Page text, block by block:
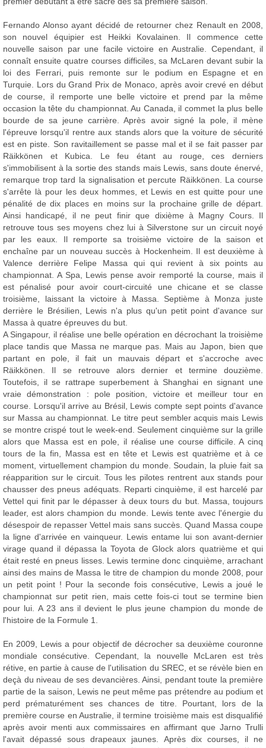
Fernando Alonso ayant décidé de retourner chez Renault en 2008,
son nouvel équipier est Heikki Kovalainen. Il commence cette
nouvelle saison par une facile victoire en Australie. Cependant, il
connaît ensuite quatre courses difficiles, sa McLaren devant subir la
loi des Ferrari, puis remonte sur le podium en Espagne et en
Turquie. Lors du Grand Prix de Monaco, après avoir crevé en début
de course, il remporte une belle victoire et prend par la même
occasion la tête du championnat. Au Canada, il commet la plus belle
bourde de sa jeune carrière. Après avoir signé la pole, il mène
l'épreuve lorsqu'il rentre aux stands alors que la voiture de sécurité
est en piste. Son ravitaillement se passe mal et il se fait passer par
Räikkönen et Kubica. Le feu étant au rouge, ces derniers
s'immobilisent à la sortie des stands mais Lewis, sans doute énervé,
remarque trop tard la signalisation et percute Räikkönen. La course
s'arrête là pour les deux hommes, et Lewis en est quitte pour une
pénalité de dix places en moins sur la prochaine grille de départ.
Ainsi handicapé, il ne peut finir que dixième à Magny Cours. Il
retrouve tous ses moyens chez lui à Silverstone sur un circuit noyé
par les eaux. Il remporte sa troisième victoire de la saison et
enchaîne par un nouveau succès à Hockenheim. Il est deuxième à
Valence derrière Felipe Massa qui qui revient à six points au
championnat. A Spa, Lewis pense avoir remporté la course, mais il
est pénalisé pour avoir court-circuité une chicane et se classe
troisième, laissant la victoire à Massa. Septième à Monza juste
derrière le Brésilien, Lewis n'a plus qu'un petit point d'avance sur
Massa à quatre épreuves du but.
A Singapour, il réalise une belle opération en décrochant la troisième
place tandis que Massa ne marque pas. Mais au Japon, bien que
partant en pole, il fait un mauvais départ et s'accroche avec
Räikkönen. Il se retrouve alors dernier et termine douzième.
Toutefois, il se rattrape superbement à Shanghai en signant une
vraie démonstration : pole position, victoire et meilleur tour en
course. Lorsqu'il arrive au Brésil, Lewis compte sept points d'avance
sur Massa au championnat. Le titre peut sembler acquis mais Lewis
se montre crispé tout le week-end. Seulement cinquième sur la grille
alors que Massa est en pole, il réalise une course difficile. A cinq
tours de la fin, Massa est en tête et Lewis est quatrième et à ce
moment, virtuellement champion du monde. Soudain, la pluie fait sa
réapparition sur le circuit. Tous les pilotes rentrent aux stands pour
chausser des pneus adéquats. Reparti cinquième, il est harcelé par
Vettel qui finit par le dépasser à deux tours du but. Massa, toujours
leader, est alors champion du monde. Lewis tente avec l'énergie du
désespoir de repasser Vettel mais sans succès. Quand Massa coupe
la ligne d'arrivée en vainqueur. Lewis entame lui son avant-dernier
virage quand il dépassa la Toyota de Glock alors quatrième et qui
était resté en pneus lisses. Lewis termine donc cinquième, arrachant
ainsi des mains de Massa le titre de champion du monde 2008, pour
un petit point ! Pour la seconde fois consécutive, Lewis a joué le
championnat sur petit rien, mais cette fois-ci tout se termine bien
pour lui. A 23 ans il devient le plus jeune champion du monde de
l'histoire de la Formule 1.
En 2009, Lewis a pour objectif de décrocher sa deuxième couronne
mondiale consécutive. Cependant, la nouvelle McLaren est très
rétive, en partie à cause de l'utilisation du SREC, et se révèle bien en
deçà du niveau de ses devancières. Ainsi, pendant toute la première
partie de la saison, Lewis ne peut même pas prétendre au podium et
perd prématurément ses chances de titre. Pourtant, lors de la
première course en Australie, il termine troisième mais est disqualifié
après avoir menti aux commissaires en affirmant que Jarno Trulli
l'avait dépassé sous drapeaux jaunes. Après dix courses, il ne